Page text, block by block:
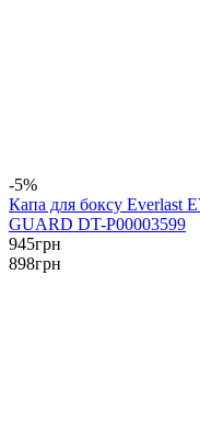
-5%
Капа для боксу
GUARD DT-P00003599
945грн
898грн